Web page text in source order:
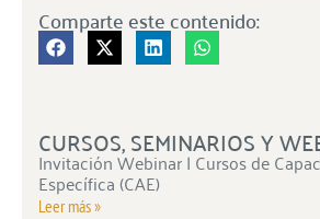
Comparte este contenido:
CURSOS, SEMINARIOS Y
Invitación Webinar | Cursos de
Específica (CAE)
Leer más »